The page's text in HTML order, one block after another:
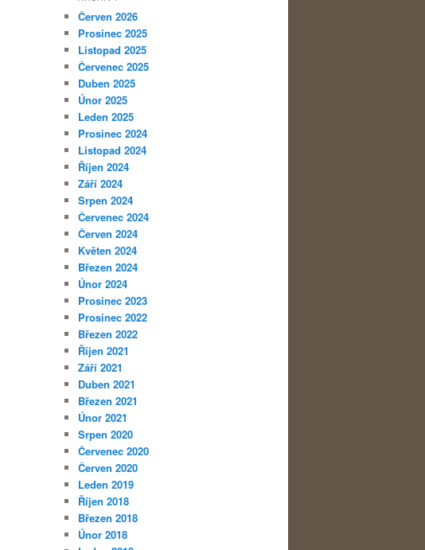
Červen 2026
Prosinec 2025
Listopad 2025
Červenec 2025
Duben 2025
Únor 2025
Leden 2025
Prosinec 2024
Listopad 2024
Říjen 2024
Září 2024
Srpen 2024
Červenec 2024
Červen 2024
Květen 2024
Březen 2024
Únor 2024
Prosinec 2023
Prosinec 2022
Březen 2022
Říjen 2021
Září 2021
Duben 2021
Březen 2021
Únor 2021
Srpen 2020
Červenec 2020
Červen 2020
Leden 2019
Říjen 2018
Březen 2018
Únor 2018